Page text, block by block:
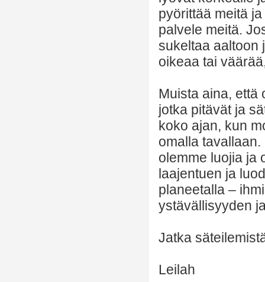
pyörittää meitä
palvele meitä.
sukeltaa aaltoon
oikeaa tai
Muista aina, että
jotka pitävät ja
koko ajan, kun
omalla
olemme luojia ja
laajentuen ja
planeetalla –
ystävällisyyden
Jatka
Leilah